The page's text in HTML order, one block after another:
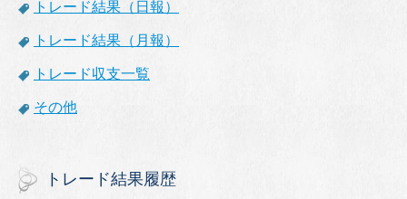
トレード結果（日報）
トレード結果（月報）
トレード収支一覧
その他
トレード結果履歴